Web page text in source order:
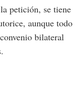
petición, se tiene
aunque todo
bilateral